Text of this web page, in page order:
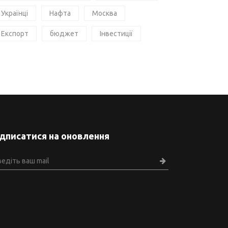
Українці Нафта Москва
Експорт бюджет Інвестиції
на оновлення